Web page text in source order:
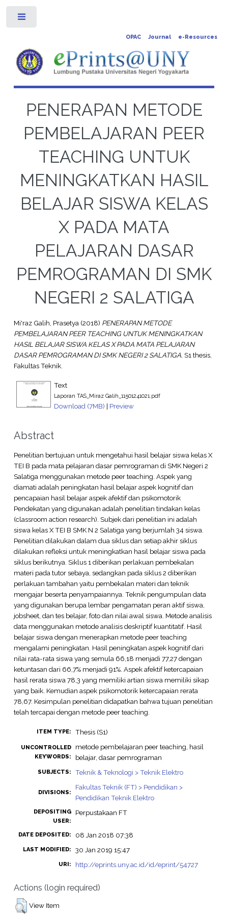
OPAC Journal e-Resources
PENERAPAN METODE
PEMBELAJARAN PEER
TEACHING UNTUK
MENINGKATKAN HASIL
BELAJAR SISWA KELAS
X PADA MATA
PELAJARAN DASAR
PEMROGRAMAN DI SMK
NEGERI 2 SALATIGA
Mi'raz Galih, Prasetya(2018) PENERAPAN METODE
PEMBELAJARAN PEER TEACHING UNTUK MENINGKATKAN
HASIL BELAJAR SISWA KELAS X PADA MATA PELAJARAN
DASAR PEMROGRAMAN DI SMK NEGERI 2 SALATIGA. S1 thesis,
Fakultas Teknik.
Text
Laporan TAS_Miraz Galih_11501241021.pdf
Download (7MB) | Preview
Abstract
Penelitian bertujuan untuk mengetahui hasil belajar siswa kelas X
TEI B pada mata pelajaran dasar pemrograman di SMK Negeri 2
Salatiga menggunakan metode peer teaching. Aspek yang
diamati adalah peningkatan hasil belajar aspek kognitif dan
pencapaian hasil belajar aspek afektif dan psikomotorik
Pendekatan yang digunakan adalah penelitian tindakan kelas
(classroom action research). Subjek dari penelitian ini adalah
siswa kelas X TEI B SMK N 2 Salatiga yang berjumlah 34 siswa.
Penelitian dilakukan dalam dua siklus dan setiap akhir siklus
dilakukan refleksi untuk meningkatkan hasil belajar siswa pada
siklus berikutnya. Siklus 1 diberikan perlakuan pembekalan
materi pada tutor sebaya, sedangkan pada siklus 2 diberikan
perlakuan tambahan yaitu pembekalan materi dan teknik
mengajar beserta penyampaiannya. Teknik pengumpulan data
yang digunakan berupa lembar pengamatan peran aktif siswa,
jobsheet, dan tes belajar, foto dan nilai awal siswa. Metode analisis
data menggunakan metode analisis deskriptif kuantitatif. Hasil
belajar siswa dengan menerapkan metode peer teaching
mengalami peningkatan. Hasil peningkatan aspek kognitif dari
nilai rata-rata siswa yang semula 66,18 menjadi 77,27 dengan
ketuntasan dari 66,7% menjadi 91%. Aspek afektif ketercapaian
hasil rerata siswa 78,3 yang memiliki artian siswa memiliki sikap
yang baik. Kemudian aspek psikomotorik ketercapaian rerata
78,67. Kesimpulan penelitian didapatkan bahwa tujuan penelitian
telah tercapai dengan metode peer teaching.
ITEM TYPE: Thesis (S1)
UNCONTROLLED
KEYWORDS:
metode pembelajaran peer teaching, hasil
belajar, dasar pemrograman
SUBJECTS: Teknik & Teknologi > Teknik Elektro
DIVISIONS:
Fakultas Teknik (FT) > Pendidikan >
Pendidikan Teknik Elektro
DEPOSITING
USER:
Perpustakaan FT
DATE DEPOSITED: 08 Jan 2018 07:38
LAST MODIFIED: 30 Jan 2019 15:47
URI: http://eprints.uny.ac.id/id/eprint/54727
Actions (login required)
View Item